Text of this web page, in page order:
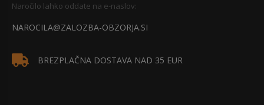
Naročilo lahko oddate na e-naslov:
NAROCILA@ZALOZBA-OBZORJA.SI
BREZPLAČNA DOSTAVA NAD 35 EUR